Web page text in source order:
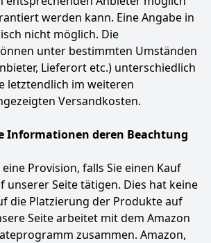
werden kann. Eine Angabe in
nicht möglich. Die
unter bestimmten Umständen
Lieferort etc.) unterschiedlich
letztendlich im weiteren
Versandkosten.
Informationen deren Beachtung
Provision, falls Sie einen Kauf
unserer Seite tätigen. Dies hat keine
die Platzierung der Produkte auf
Seite arbeitet mit dem Amazon
zusammen. Amazon,